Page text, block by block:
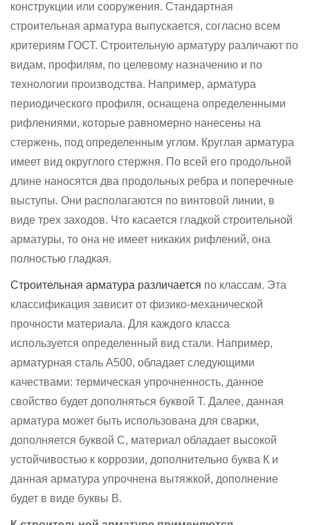
конструкции или сооружения. Стандартная
строительная арматура выпускается, согласно всем
критериям ГОСТ. Строительную арматуру различают по
видам, профилям, по целевому назначению и по
технологии производства. Например, арматура
периодического профиля, оснащена определенными
рифлениями, которые равномерно нанесены на
стержень, под определенным углом. Круглая арматура
имеет вид округлого стержня. По всей его продольной
длине наносятся два продольных ребра и поперечные
выступы. Они располагаются по винтовой линии, в
виде трех заходов. Что касается гладкой строительной
арматуры, то она не имеет никаких рифлений, она
полностью гладкая.
Строительная арматура различается по классам. Эта
классификация зависит от физико-механической
прочности материала. Для каждого класса
используется определенный вид стали. Например,
арматурная сталь А500, обладает следующими
качествами: термическая упрочненность, данное
свойство будет дополняться буквой Т. Далее, данная
арматура может быть использована для сварки,
дополняется буквой С, материал обладает высокой
устойчивостью к коррозии, дополнительно буква К и
данная арматура упрочнена вытяжкой, дополнение
будет в виде буквы В.